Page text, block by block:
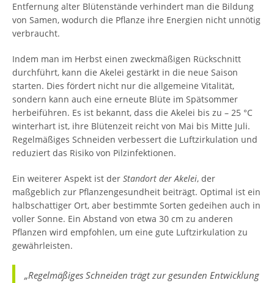
Entfernung alter Blütenstände verhindert man die Bildung
von Samen, wodurch die Pflanze ihre Energien nicht unnötig
verbraucht.
Indem man im Herbst einen zweckmäßigen Rückschnitt
durchführt, kann die Akelei gestärkt in die neue Saison
starten. Dies fördert nicht nur die allgemeine Vitalität,
sondern kann auch eine erneute Blüte im Spätsommer
herbeiführen. Es ist bekannt, dass die Akelei bis zu – 25 °C
winterhart ist, ihre Blütenzeit reicht von Mai bis Mitte Juli.
Regelmäßiges Schneiden verbessert die Luftzirkulation und
reduziert das Risiko von Pilzinfektionen.
Ein weiterer Aspekt ist der Standort der Akelei, der
maßgeblich zur Pflanzengesundheit beiträgt. Optimal ist ein
halbschattiger Ort, aber bestimmte Sorten gedeihen auch in
voller Sonne. Ein Abstand von etwa 30 cm zu anderen
Pflanzen wird empfohlen, um eine gute Luftzirkulation zu
gewährleisten.
„Regelmäßiges Schneiden trägt zur gesunden Entwicklung